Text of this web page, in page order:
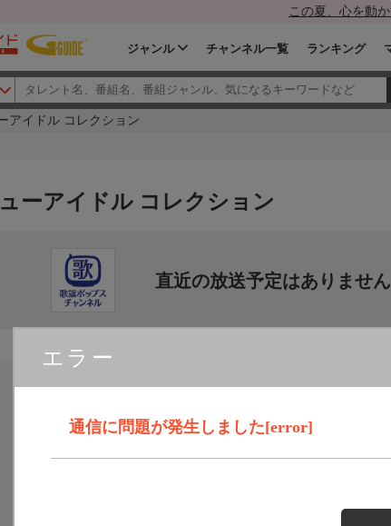
この夏、心を動
ジャンル チャンネル一覧 ランキング
アイドル コレクション
エラー
通信に問題が発生しました[error]
ーアイドル コレクション
直近の放送予定はありません